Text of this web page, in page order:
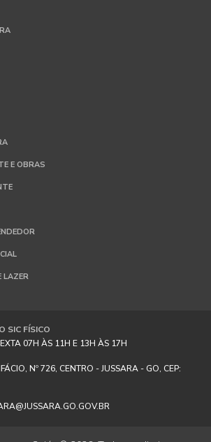
E OBRAS
LAZER
SIC FÍSICO
07H ÀS 11H E 13H ÀS 17H
Nº 726, CENTRO - JUSSARA - GO, CEP: